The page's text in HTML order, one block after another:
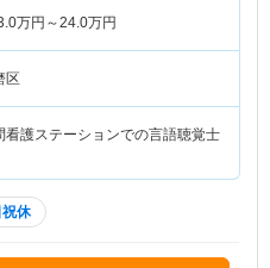
万円～24.0万円
区
看護ステーションでの言語聴覚士
休